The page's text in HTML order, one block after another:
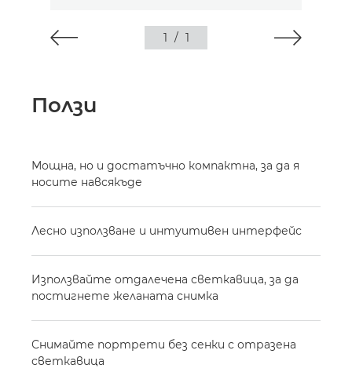
1 / 1
Ползи
Мощна, но и достатъчно компактна, за да я
носите навсякъде
Лесно използване и интуитивен интерфейс
Използвайте отдалечена светкавица, за да
постигнете желаната снимка
Снимайте портрети без сенки с отразена
светкавица